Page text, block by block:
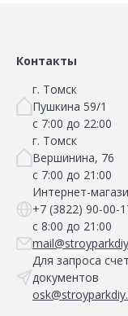
Контакты
г. Томск
Пушкина 59/1
с 7:00 до 22:00
г. Томск
Вершинина, 76
с 7:00 до 21:00
Интернет-
+7 (3822) 90-00-
с 8:00 до 21:00
Для запроса
документов